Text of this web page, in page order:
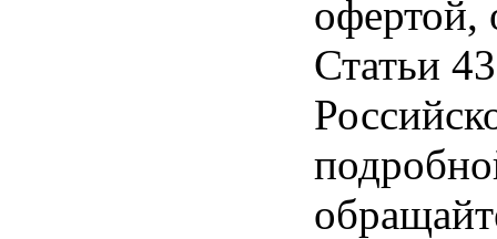
офертой,
Статьи